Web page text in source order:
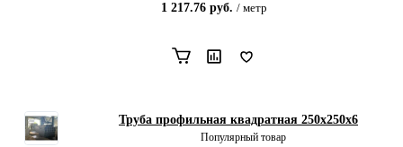
1 217.76 руб. / метр
Труба профильная квадратная 250х250x6
Популярный товар